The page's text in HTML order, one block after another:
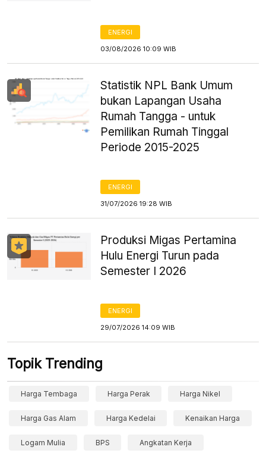
ENERGI
03/08/2026 10:09 WIB
Statistik NPL Bank Umum
bukan Lapangan Usaha
Rumah Tangga - untuk
Pemilikan Rumah Tinggal
Periode 2015-2025
ENERGI
31/07/2026 19:28 WIB
Produksi Migas Pertamina
Hulu Energi Turun pada
Semester I 2026
ENERGI
29/07/2026 14:09 WIB
Topik Trending
Harga Tembaga Harga Perak Harga Nikel
Harga Gas Alam Harga Kedelai Kenaikan Harga
Logam Mulia BPS Angkatan Kerja